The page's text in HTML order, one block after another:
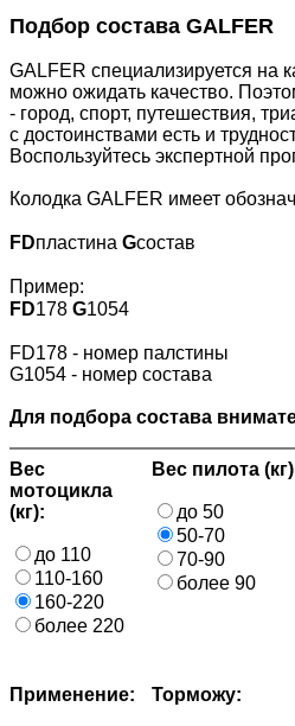
Подбор состава GALFER
GALFER специализируется на
можно ожидать качество.
- город, спорт, путешествия,
с достоинствами есть и
Воспользуйтесь экспертной
Колодка GALFER имеет
FDпластина Gсостав
Пример:
FD178 G1054
FD178 - номер палстины
G1054 - номер состава
Для подбора состава
Вес
мотоцикла
(кг):
до 110
110-160
160-220
более 220
Вес пилота
до 50
50-70
70-90
более 90
Применение:
Торможу: